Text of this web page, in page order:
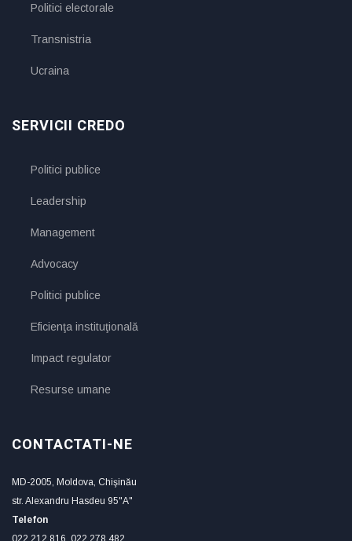
Politici electorale
Transnistria
Ucraina
SERVICII CREDO
Politici publice
Leadership
Management
Advocacy
Politici publice
Eficienţa instituţională
Impact regulator
Resurse umane
CONTACTATI-NE
MD-2005, Moldova, Chişinău
str. Alexandru Hasdeu 95"A"
Telefon
022 212 816, 022 278 482